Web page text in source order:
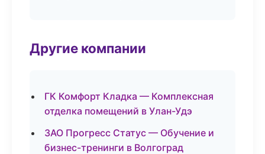
Другие компании
ГК Комфорт Кладка — Комплексная
отделка помещений в Улан-Удэ
ЗАО Прогресс Статус — Обучение и
бизнес-тренинги в Волгоград